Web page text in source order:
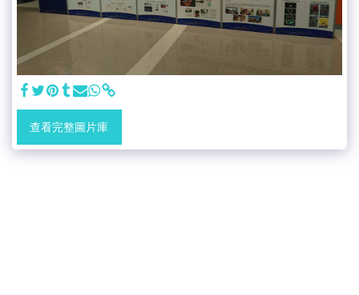
查看完整圖片庫